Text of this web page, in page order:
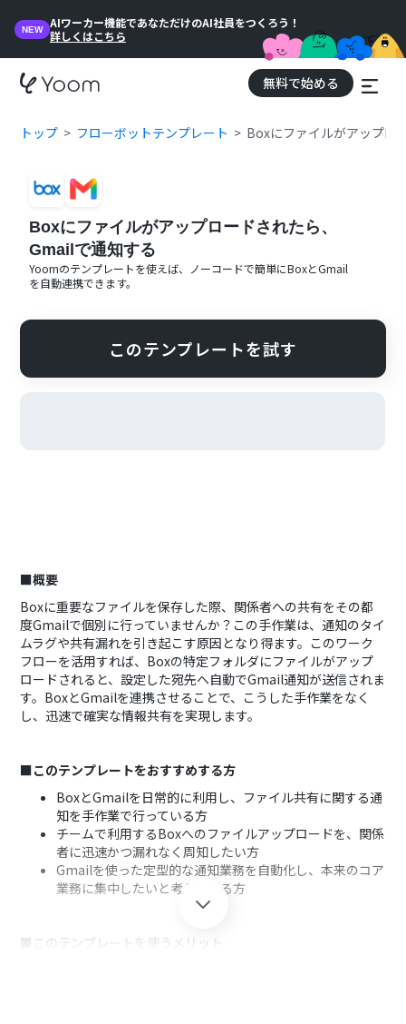
NEW
AIワーカー機能であなただけのAI社員をつくろう！
詳しくはこちら
無料で始める
トップ フローボットテンプレート Boxにファイルがアップロ
Boxにファイルがアップロードされたら、
Gmailで通知する
Yoomのテンプレートを使えば、ノーコードで簡単にBoxとGmail
を自動連携できます。
このテンプレートを試す
■概要
Boxに重要なファイルを保存した際、関係者への共有をその都
度Gmailで個別に行っていませんか？この手作業は、通知のタイ
ムラグや共有漏れを引き起こす原因となり得ます。このワーク
フローを活用すれば、Boxの特定フォルダにファイルがアップ
ロードされると、設定した宛先へ自動でGmail通知が送信されま
す。BoxとGmailを連携させることで、こうした手作業をなく
し、迅速で確実な情報共有を実現します。
■このテンプレートをおすすめする方
BoxとGmailを日常的に利用し、ファイル共有に関する通
知を手作業で行っている方
チームで利用するBoxへのファイルアップロードを、関係
者に迅速かつ漏れなく周知したい方
Gmailを使った定型的な通知業務を自動化し、本来のコア
業務に集中したいと考えている方
■このテンプレートを使うメリット